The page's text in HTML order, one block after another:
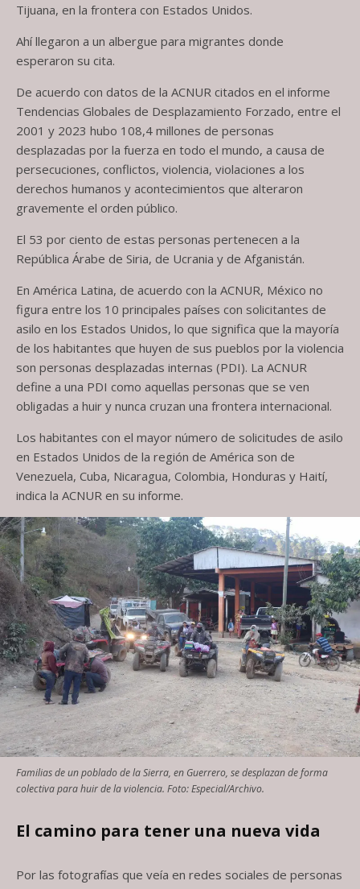
Tijuana, en la frontera con Estados Unidos.
Ahí llegaron a un albergue para migrantes donde
esperaron su cita.
De acuerdo con datos de la ACNUR citados en el informe
Tendencias Globales de Desplazamiento Forzado, entre el
2001 y 2023 hubo 108,4 millones de personas
desplazadas por la fuerza en todo el mundo, a causa de
persecuciones, conflictos, violencia, violaciones a los
derechos humanos y acontecimientos que alteraron
gravemente el orden público.
El 53 por ciento de estas personas pertenecen a la
República Árabe de Siria, de Ucrania y de Afganistán.
En América Latina, de acuerdo con la ACNUR, México no
figura entre los 10 principales países con solicitantes de
asilo en los Estados Unidos, lo que significa que la mayoría
de los habitantes que huyen de sus pueblos por la violencia
son personas desplazadas internas (PDI). La ACNUR
define a una PDI como aquellas personas que se ven
obligadas a huir y nunca cruzan una frontera internacional.
Los habitantes con el mayor número de solicitudes de asilo
en Estados Unidos de la región de América son de
Venezuela, Cuba, Nicaragua, Colombia, Honduras y Haití,
indica la ACNUR en su informe.
Familias de un poblado de la Sierra, en Guerrero, se desplazan de forma
colectiva para huir de la violencia. Foto: Especial/Archivo.
El camino para tener una nueva vida
Por las fotografías que veía en redes sociales de personas